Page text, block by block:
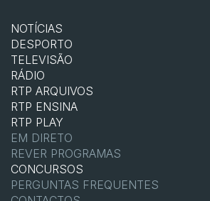
NOTÍCIAS
DESPORTO
TELEVISÃO
RÁDIO
RTP ARQUIVOS
RTP ENSINA
RTP PLAY
EM DIRETO
REVER PROGRAMAS
CONCURSOS
PERGUNTAS FREQUENTES